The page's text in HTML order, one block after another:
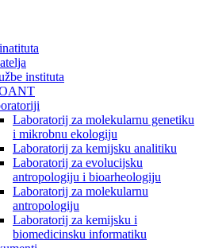
instituta
Laboratorij za molekularnu genetiku
i mikrobnu ekologiju
Laboratorij za kemijsku analitiku
Laboratorij za evolucijsku
antropologiju i bioarheologiju
Laboratorij za molekularnu
antropologiju
Laboratorij za kemijsku i
biomedicinsku informatiku